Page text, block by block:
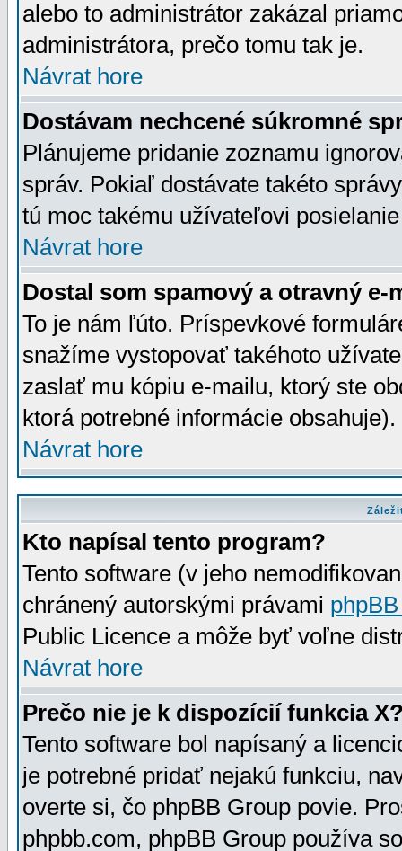
alebo to administrátor zakázal
administrátora, prečo tomu tak je.
Návrat hore
Dostávam nechcené súkromné
Plánujeme pridanie zoznamu
správ. Pokiaľ dostávate takéto
tú moc takému užívateľovi
Návrat hore
Dostal som spamový a otravný e-
To je nám ľúto. Príspevkové
snažíme vystopovať takéhoto
zaslať mu kópiu e-mailu, ktorý ste
ktorá potrebné informácie
Návrat hore
Kto napísal tento program?
Tento software (v jeho
chránený autorskými právami
Public Licence a môže byť voľne
Návrat hore
Prečo nie je k dispozícií funkcia
Tento software bol napísaný a
je potrebné pridať nejakú funkciu,
overte si, čo phpBB Group povie.
phpbb.com, phpBB Group používa